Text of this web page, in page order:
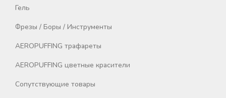
Гель
Фрезы / Боры / Инструменты
AEROPUFFING трафареты
AEROPUFFING цветные красители
Сопутствующие товары